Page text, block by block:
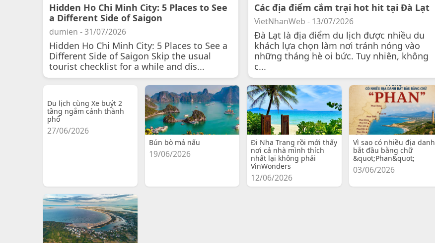
Hidden Ho Chi Minh City: 5 Places to See
a Different Side of Saigon
dumien - 31/07/2026
Hidden Ho Chi Minh City: 5 Places to See a
Different Side of Saigon Skip the usual
tourist checklist for a while and dis...
Các địa điểm cắm trại hot hit tại Đà Lạt
VietNhanWeb - 13/07/2026
Đà Lạt là địa điểm du lịch được nhiều du
khách lựa chọn làm nơi tránh nóng vào
những tháng hè oi bức. Tuy nhiên, không
c...
Du lịch cùng Xe buýt 2
tầng ngắm cảnh thành
phố
27/06/2026
Bún bò má nấu
19/06/2026
Đi Nha Trang rồi mới thấy
nơi cả nhà mình thích
nhất lại không phải
VinWonders
12/06/2026
Vì sao có nhiều địa danh
bắt đầu bằng chữ
&quot;Phan&quot;
03/06/2026